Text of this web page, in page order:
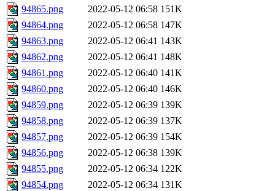
94865.png
2022-05-12 06:58 151K
94864.png
2022-05-12 06:58 147K
94863.png
2022-05-12 06:41 143K
94862.png
2022-05-12 06:41 148K
94861.png
2022-05-12 06:40 141K
94860.png
2022-05-12 06:40 146K
94859.png
2022-05-12 06:39 139K
94858.png
2022-05-12 06:39 137K
94857.png
2022-05-12 06:39 154K
94856.png
2022-05-12 06:38 139K
94855.png
2022-05-12 06:34 122K
94854.png
2022-05-12 06:34 131K